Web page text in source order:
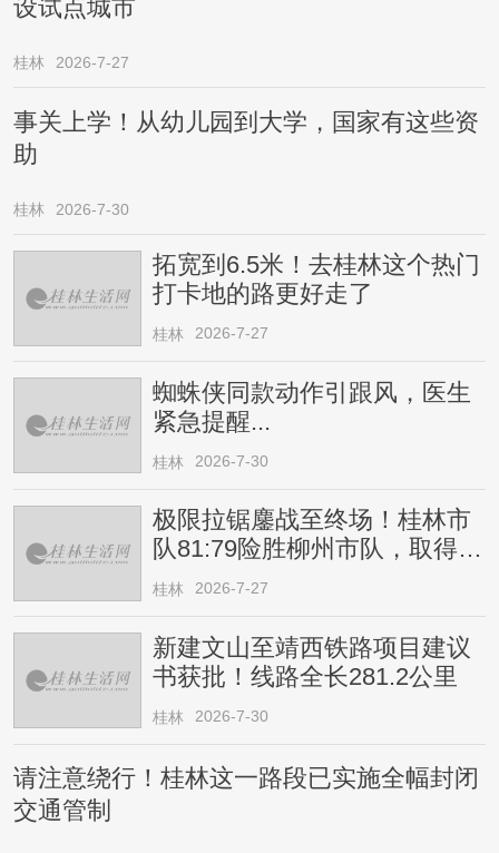
设试点城市
桂林 2026-7-27
事关上学！从幼儿园到大学，国家有这些资
助
桂林 2026-7-30
拓宽到6.5米！去桂林这个热门
打卡地的路更好走了
桂林 2026-7-27
蜘蛛侠同款动作引跟风，医生
紧急提醒...
桂林 2026-7-30
极限拉锯鏖战至终场！桂林市
队81:79险胜柳州市队，取得四
连胜
桂林 2026-7-27
新建文山至靖西铁路项目建议
书获批！线路全长281.2公里
桂林 2026-7-30
请注意绕行！桂林这一路段已实施全幅封闭
交通管制